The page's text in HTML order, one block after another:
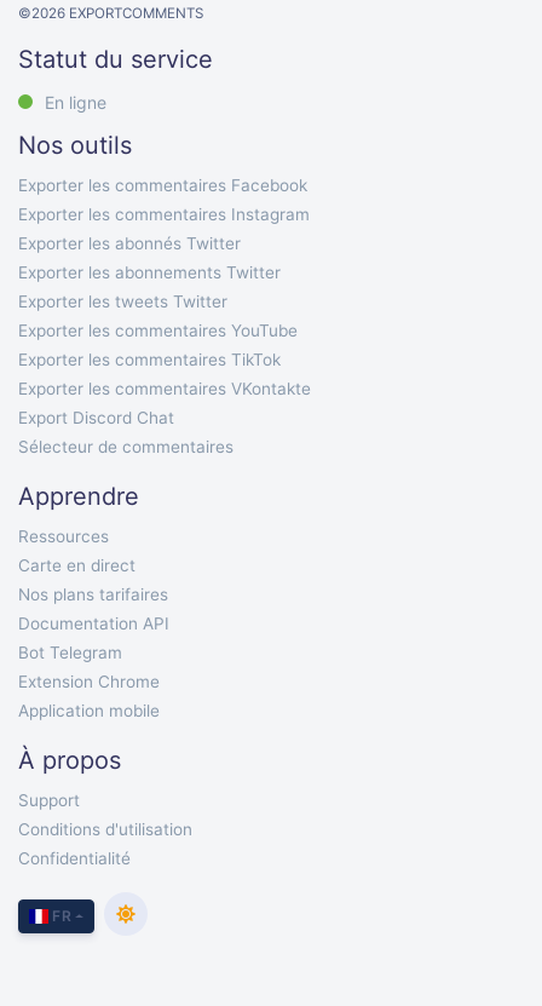
©2026 EXPORTCOMMENTS
Statut du service
En ligne
Nos outils
Exporter les commentaires Facebook
Exporter les commentaires Instagram
Exporter les abonnés Twitter
Exporter les abonnements Twitter
Exporter les tweets Twitter
Exporter les commentaires YouTube
Exporter les commentaires TikTok
Exporter les commentaires VKontakte
Export Discord Chat
Sélecteur de commentaires
Apprendre
Ressources
Carte en direct
Nos plans tarifaires
Documentation API
Bot Telegram
Extension Chrome
Application mobile
À propos
Support
Conditions d'utilisation
Confidentialité
FR